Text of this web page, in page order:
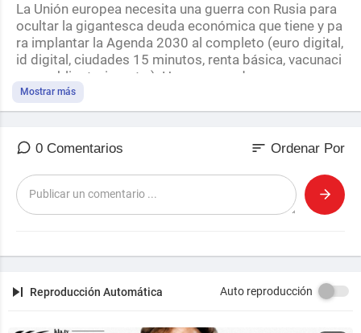
⁣La Unión europea necesita una guerra con Rusia para
ocultar la gigantesca deuda económica que tiene y pa
ra implantar la Agenda 2030 al completo (euro digital,
id digital, ciudades 15 minutos, renta básica, vacunaci
ones obligatorias, etc.). Ha comenzado a rearmarse
militarmente, avisa de posibles requisamientos de bie
nes privados y ha empezado a implantar el servicio mi
Mostrar más
0 Comentarios sort Ordenar Por
Reproducción Automática Auto reproducción